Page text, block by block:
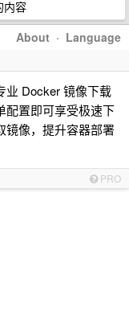
内容
About · Language
业 Docker 镜像下载
配置即可享受极速下
镜像，提升容器部署
PRO